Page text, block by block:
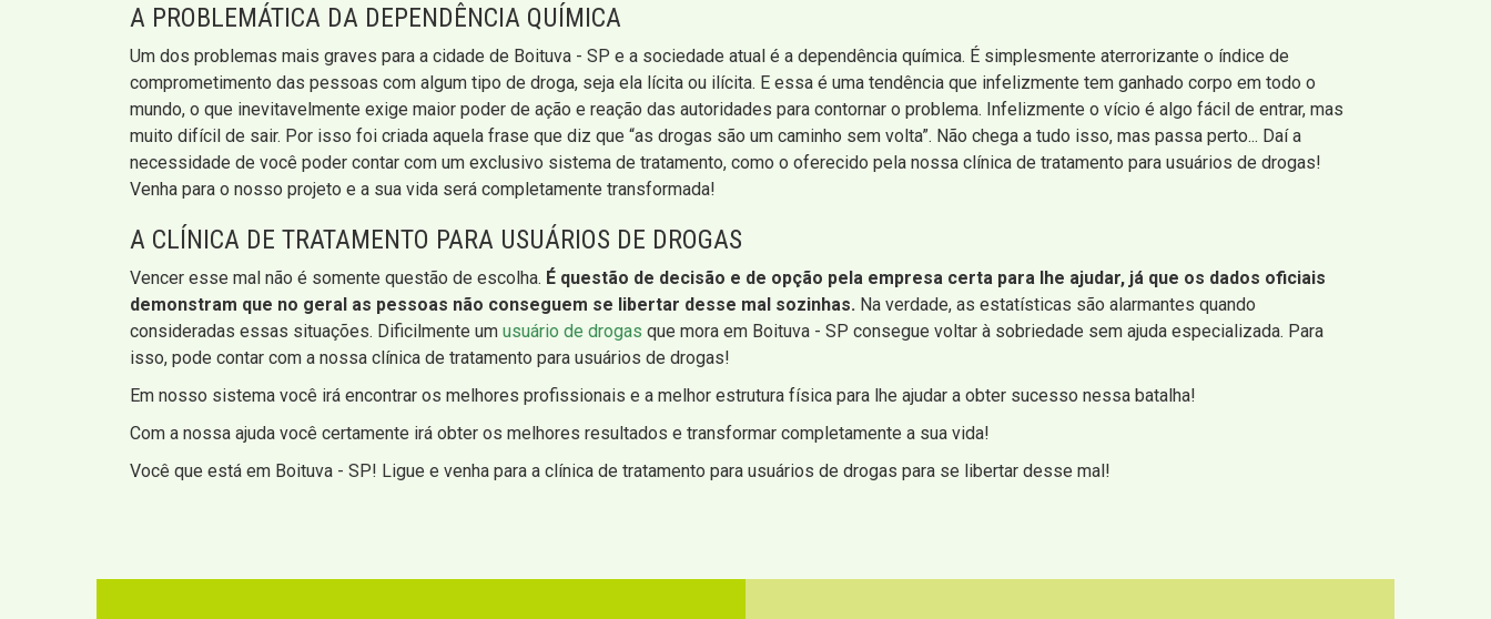
A PROBLEMÁTICA DA DEPENDÊNCIA QUÍMICA
Um dos problemas mais graves para a cidade de Boituva - SP e a sociedade atual é a dependência química. É simplesmente aterrorizante o índice de
comprometimento das pessoas com algum tipo de droga, seja ela lícita ou ilícita. E essa é uma tendência que infelizmente tem ganhado corpo em todo o
mundo, o que inevitavelmente exige maior poder de ação e reação das autoridades para contornar o problema. Infelizmente o vício é algo fácil de entrar, mas
muito difícil de sair. Por isso foi criada aquela frase que diz que “as drogas são um caminho sem volta”. Não chega a tudo isso, mas passa perto... Daí a
necessidade de você poder contar com um exclusivo sistema de tratamento, como o oferecido pela nossa clínica de tratamento para usuários de drogas!
Venha para o nosso projeto e a sua vida será completamente transformada!
A CLÍNICA DE TRATAMENTO PARA USUÁRIOS DE DROGAS
Vencer esse mal não é somente questão de escolha. É questão de decisão e de opção pela empresa certa para lhe ajudar, já que os dados oficiais
demonstram que no geral as pessoas não conseguem se libertar desse mal sozinhas. Na verdade, as estatísticas são alarmantes quando
consideradas essas situações. Dificilmente um usuário de drogas que mora em Boituva - SP consegue voltar à sobriedade sem ajuda especializada. Para
isso, pode contar com a nossa clínica de tratamento para usuários de drogas!
Em nosso sistema você irá encontrar os melhores profissionais e a melhor estrutura física para lhe ajudar a obter sucesso nessa batalha!
Com a nossa ajuda você certamente irá obter os melhores resultados e transformar completamente a sua vida!
Você que está em Boituva - SP! Ligue e venha para a clínica de tratamento para usuários de drogas para se libertar desse mal!